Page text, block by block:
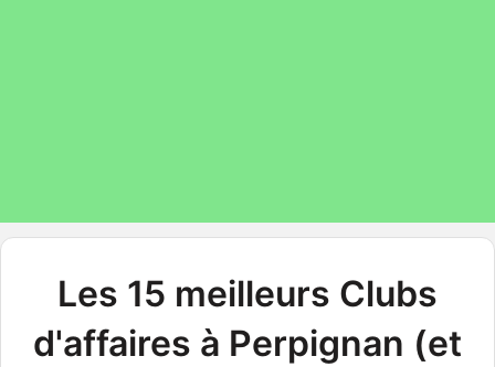
Les 15 meilleurs Clubs
d'affaires à Perpignan (et